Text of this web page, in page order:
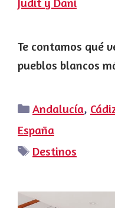
Te contamos qué
pueblos blancos
Categorías
Andalucía,
España
Etiquetas
Destinos